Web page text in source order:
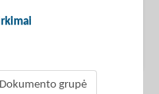
Dokumento grupė